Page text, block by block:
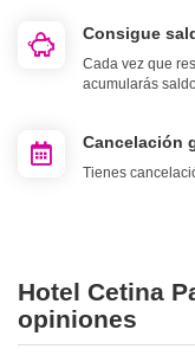
Consigue
Cada vez que
acumularás
Cancelación
Tienes
Hotel Cetina
opiniones